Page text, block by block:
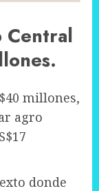
Central
millones,
agro
donde